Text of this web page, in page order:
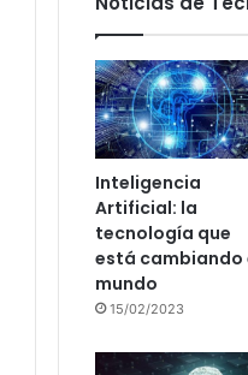
Inteligencia
Artificial: la
tecnología que
está cambiando
mundo
15/02/2023